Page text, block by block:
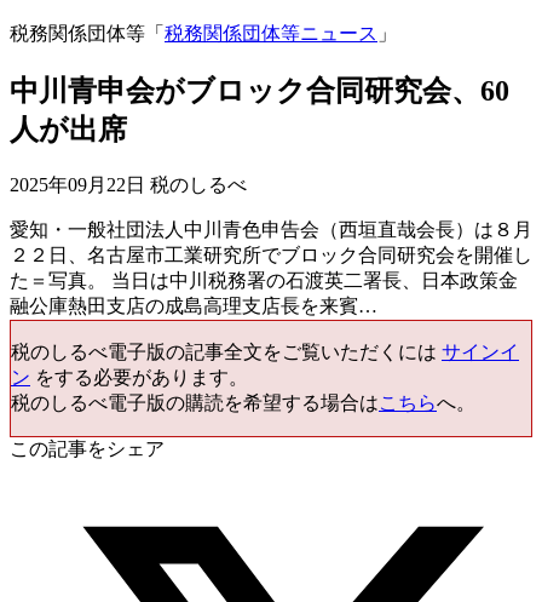
税務関係団体等「 税務関係団体等ニュース 」
中川青申会がブロック合同研究会、60
人が出席
2025年09月22日 税のしるべ
愛知・一般社団法人中川青色申告会（西垣直哉会長）は８月
２２日、名古屋市工業研究所でブロック合同研究会を開催し
た＝写真。 当日は中川税務署の石渡英二署長、日本政策金
融公庫熱田支店の成島高理支店長を来賓…
税のしるべ電子版の記事全文をご覧いただくには サインイ
ン をする必要があります。
税のしるべ電子版の購読を希望する場合はこちらへ。
この記事をシェア